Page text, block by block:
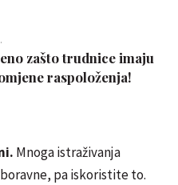
zašto trudnice imaju
raspoloženja!
Mnoga istraživanja
pa iskoristite to.